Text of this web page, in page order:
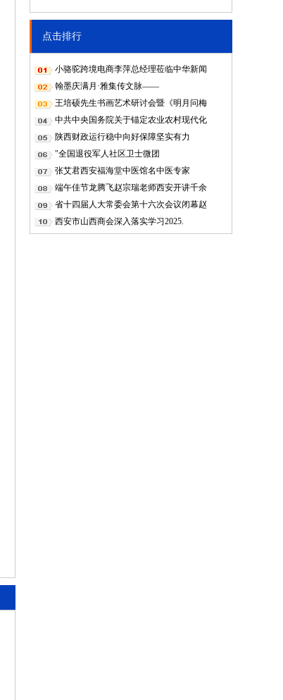
点击排行
小骆驼跨境电商李萍总经理莅临中华新闻
翰墨庆满月·雅集传文脉——
王培硕先生书画艺术研讨会暨《明月问梅
中共中央国务院关于锚定农业农村现代化
陕西财政运行稳中向好保障坚实有力
"全国退役军人社区卫士微团
张艾君西安福海堂中医馆名中医专家
端午佳节龙腾飞赵宗瑞老师西安开讲千余
省十四届人大常委会第十六次会议闭幕赵
西安市山西商会深入落实学习2025.